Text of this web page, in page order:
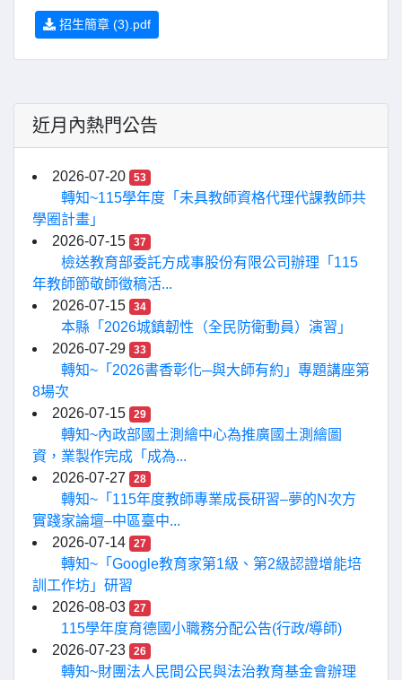
招生簡章 (3).pdf
近月內熱門公告
2026-07-20 53
轉知~115學年度「未具教師資格代理代課教師共
學圈計畫」
2026-07-15
37
檢送教育部委託方成事股份有限公司辦理「115
年教師節敬師徵稿活...
2026-07-15
34
本縣「2026城鎮韌性（全民防衛動員）演習」
2026-07-29
33
轉知~「2026書香彰化─與大師有約」專題講座第
8場次
2026-07-15
29
轉知~內政部國土測繪中心為推廣國土測繪圖
資，業製作完成「成為...
2026-07-27
28
轉知~「115年度教師專業成長研習–夢的N次方
實踐家論壇–中區臺中...
2026-07-14
27
轉知~「Google教育家第1級、第2級認證增能培
訓工作坊」研習
2026-08-03
27
115學年度育德國小職務分配公告(行政/導師)
2026-07-23
26
轉知~財團法人民間公民與法治教育基金會辦理